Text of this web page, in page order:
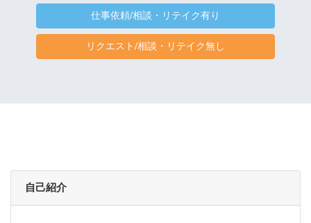
仕事依頼/相談・リテイク有り
リクエスト/相談・リテイク無し
自己紹介